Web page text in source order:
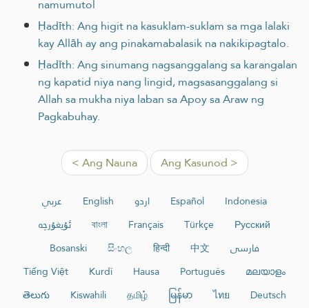
namumutol
Ḥadīth: Ang higit na kasuklam-suklam sa mga lalaki
kay Allāh ay ang pinakamabalasik na nakikipagtalo.
Ḥadīth: Ang sinumang nagsanggalang sa karangalan
ng kapatid niya nang lingid, magsasanggalang si
Allah sa mukha niya laban sa Apoy sa Araw ng
Pagkabuhay.
< Ang Nauna Ang Kasunod >
عربي English اردو Español
Indonesia
ئۇيغۇرچە
বাংলা Français Türkçe
Русский
Bosanski
සිංහල हिन्दी 中文
فارسی
Tiếng Việt
Kurdî Hausa Português
മലയാളം
తెలుగు
Kiswahili தமிழ் မြန်မာ ไทย
Deutsch